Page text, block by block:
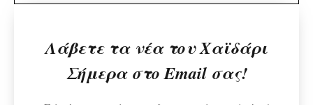
Λάβετε τα νέα του Χαϊδάρι
Σήμερα στο Email σας!